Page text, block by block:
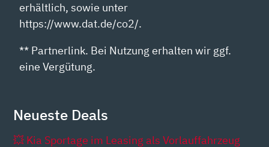
erhältlich, sowie unter
https://www.dat.de/co2/.
** Partnerlink. Bei Nutzung erhalten wir ggf.
eine Vergütung.
Neueste Deals
💥 Kia Sportage im Leasing als Vorlauffahrzeug